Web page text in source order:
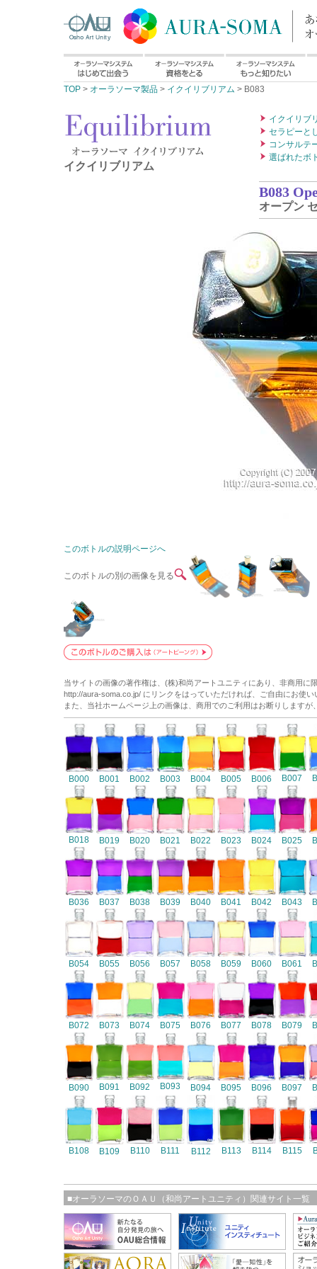
TOP > オーラソーマ製品 > イクイリブリアム > B083
イクイリブリアム
イクイリブ
セラピーと
コンサルテ
選ばれたボ
B083
オープン
このボトルの説明ページへ
このボトルの別の画像を見る
当サイトの画像の著作権は、(株)和尚アートユニティにあり、非商用
http://aura-soma.co.jp/ にリンクをはっていただければ、ご自由にお使い
また、当社ホームページ上の画像は、商用でのご利用はお断りします
B000 B001 B002 B003 B004 B005 B006 B007
B018 B019 B020 B021 B022 B023 B024 B025
B036 B037 B038 B039 B040 B041 B042 B043
B054 B055 B056 B057 B058 B059 B060 B061
B072 B073 B074 B075 B076 B077 B078 B079
B090 B091 B092 B093 B094 B095 B096 B097
B108 B109 B110 B111 B112 B113 B114 B115
■オーラソーマのＯＡＵ（和尚アートユニティ）関連サイト一覧